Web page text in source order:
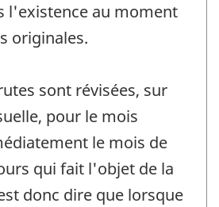
l'existence au moment
originales.
sont révisées, sur
pour le mois
le mois de
qui fait l'objet de la
donc dire que lorsque